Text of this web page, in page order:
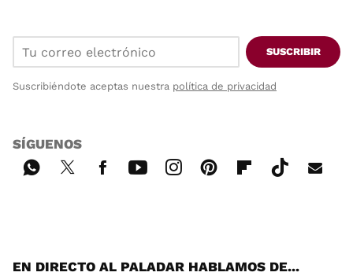
SUSCRIBIR
Suscribiéndote aceptas nuestra política de privacidad
SÍGUENOS
EN DIRECTO AL PALADAR HABLAMOS DE...